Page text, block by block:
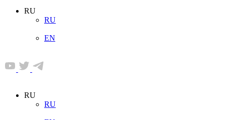
RU
RU
EN
RU
RU